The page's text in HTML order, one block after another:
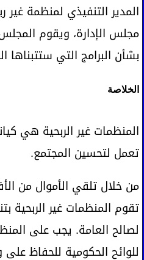
المدير التنفيذي لمنظمة غير
مجلس الإدارة، ويقوم المجلس
بشأن البرامج التي ستتبناها
الخلاصة
المنظمات غير الربحية هي
تعمل لتحسين المجتمع.
من خلال تلقي الأموال من
تقوم المنظمات غير الربحية
لصالح العامة. يجب على
للوائح الحكومية للحفاظ